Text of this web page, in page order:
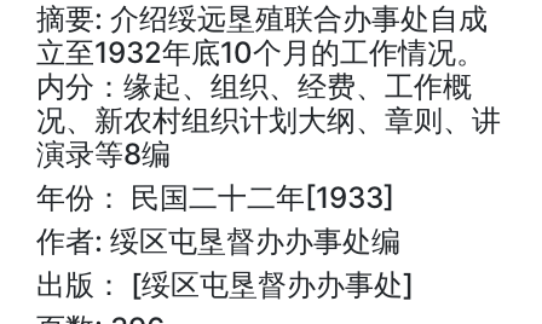
摘要: 介绍绥远垦殖联合办事处自成
立至1932年底10个月的工作情况。
内分：缘起、组织、经费、工作概
况、新农村组织计划大纲、章则、讲
演录等8编
年份： 民国二十二年[1933]
作者: 绥区屯垦督办办事处编
出版： [绥区屯垦督办办事处]